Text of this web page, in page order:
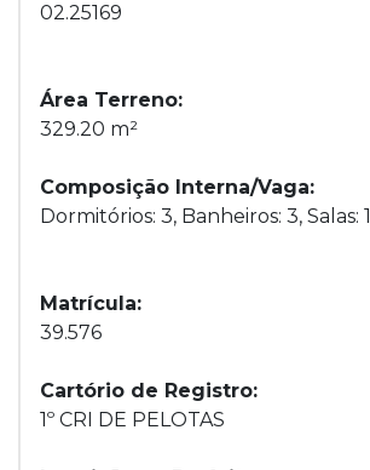
02.25169
Área Terreno:
329.20 m²
Composição Interna/Vaga:
Dormitórios: 3, Banheiros: 3, Salas: 1
Matrícula:
39.576
Cartório de Registro:
1º CRI DE PELOTAS